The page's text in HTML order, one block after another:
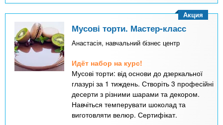
Мусові торти. Мастер-класс
Анастасія, навчальний бізнес центр
Идёт набор на курс!
Мусові торти: від основи до дзеркальної
глазурі за 1 тиждень. Створіть 3 професійні
десерти з різними шарами та декором.
Навчіться темперувати шоколад та
виготовляти велюр. Сертифікат.
Акция